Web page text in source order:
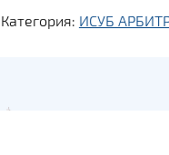
Категория: ИСУБ